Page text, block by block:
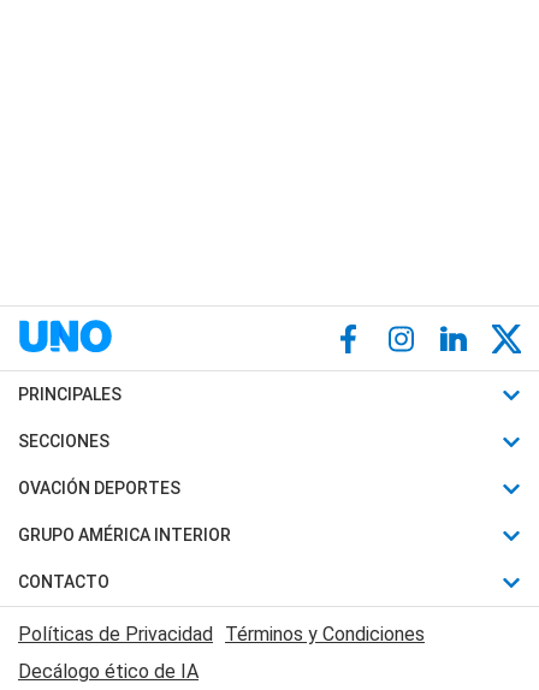
PRINCIPALES
Últimas Noticias
Política
Judiciales
Economia
SECCIONES
Horóscopo
Motores
Trucos caseros
Series y Películas
Edictos y Solicitadas
OVACIÓN DEPORTES
Fútbol
Mundial
Automovilismo
Rugby
GRUPO AMÉRICA INTERIOR
Canal 7 en Vivo
CONTACTO
Acerca de Nosotros
Contactanos
Políticas de Privacidad
Términos y Condiciones
Decálogo ético de IA